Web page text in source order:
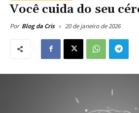
Você cuida do seu
Por Blog da Cris 20 de janeiro de 2026